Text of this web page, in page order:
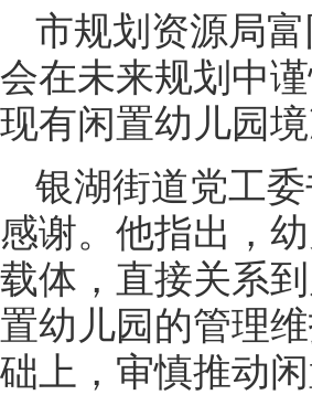
市规划资源局
会在未来规划中
现有闲置幼儿园
银湖街道党工
感谢。他指出，
载体，直接关系
置幼儿园的管理
础上，审慎推动